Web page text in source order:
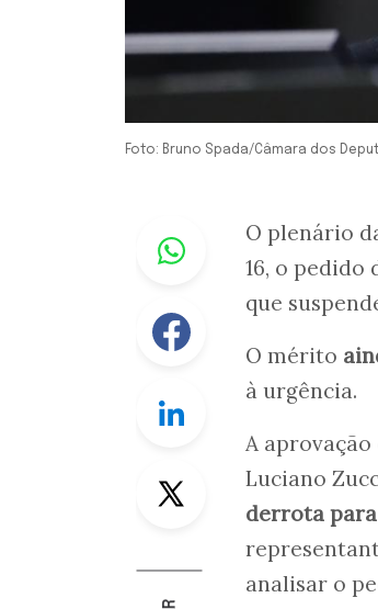
Foto: Bruno Spada/Câmara dos
Whastapp
Facebook
Linkedin
Twitter
O plenário
16, o pedido
que
O mérito
à urgência.
A
Luciano
derrota
analisar o